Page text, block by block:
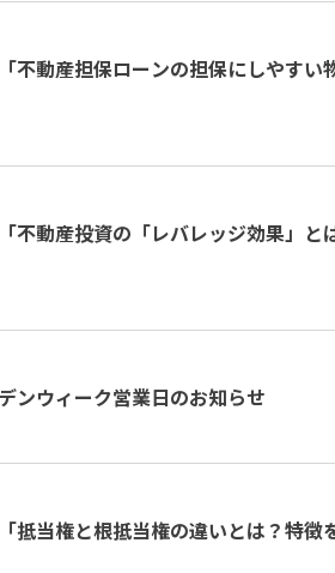
不動産担保ローンの担保にしやす
不動産投資の「レバレッジ効果」
ンウィーク営業日のお知らせ
抵当権と根抵当権の違いとは？特